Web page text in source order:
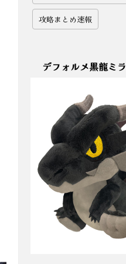
攻略まとめ速報
デフォルメ黒龍ミ